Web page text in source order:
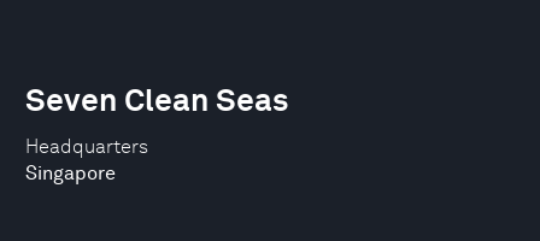
Headquarters
Singapore
Seven Clean Seas